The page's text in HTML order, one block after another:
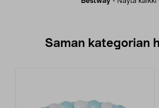
Saman kategorian